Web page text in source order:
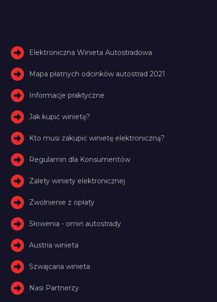
Elektroniczna Winieta Autostradowa
Mapa płatnych odcinków autostrad 2021
Informacje praktyczne
Jak kupić winietę?
Kto musi zakupić winietę elektroniczną?
Regulamin dla Konsumentów
Zalety winiety elektronicznej
Zwolnienie z opłaty
Słowenia - omiń autostrady
Austria winieta
Szwajcaria winieta
Nasi Partnerzy